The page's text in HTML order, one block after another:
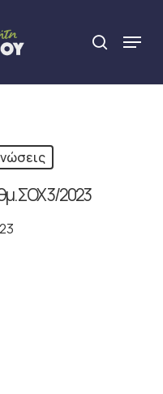
search
Menu
ΣΟΧ 3/2023
Close